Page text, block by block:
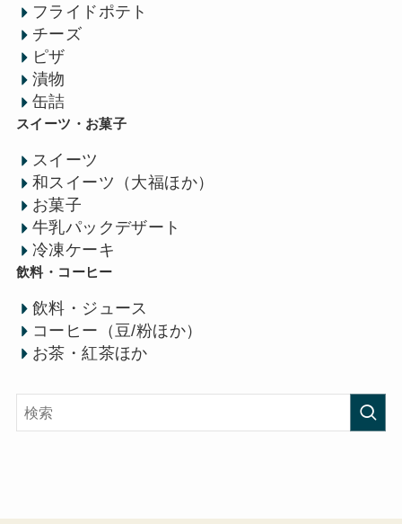
フライドポテト
チーズ
ピザ
漬物
缶詰
スイーツ・お菓子
スイーツ
和スイーツ（大福ほか）
お菓子
牛乳パックデザート
冷凍ケーキ
飲料・コーヒー
飲料・ジュース
コーヒー（豆/粉ほか）
お茶・紅茶ほか